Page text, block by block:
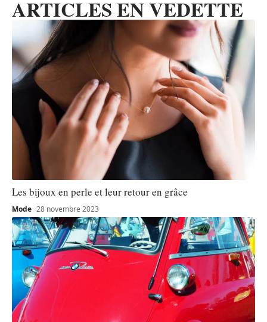
ARTICLES EN VEDETTE
Les bijoux en perle et leur retour en grâce
Mode 28 novembre 2023